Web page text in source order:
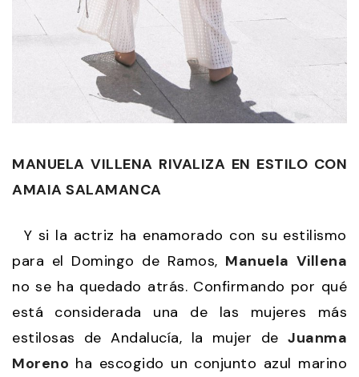
MANUELA VILLENA RIVALIZA EN ESTILO CON
AMAIA SALAMANCA
Y si la actriz ha enamorado con su estilismo
para el Domingo de Ramos, Manuela Villena
no se ha quedado atrás. Confirmando por qué
está considerada una de las mujeres más
estilosas de Andalucía, la mujer de Juanma
Moreno ha escogido un conjunto azul marino